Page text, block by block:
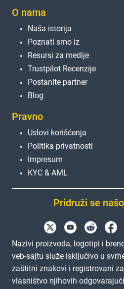
O nama
Naša istorija
Poznati smo iz
Resursi za medije
Trustpilot Recenzije
Postanite partner
Blog
Pravno
Uslovi korišćenja
Politika privatnosti
Impresum
KYC & AML
Pridruži se
Nazivi proizvoda, logotipi i
veb-sajtu služe isključivo u
zaštitni znakovi i registrovani
vlasništvo njihovih